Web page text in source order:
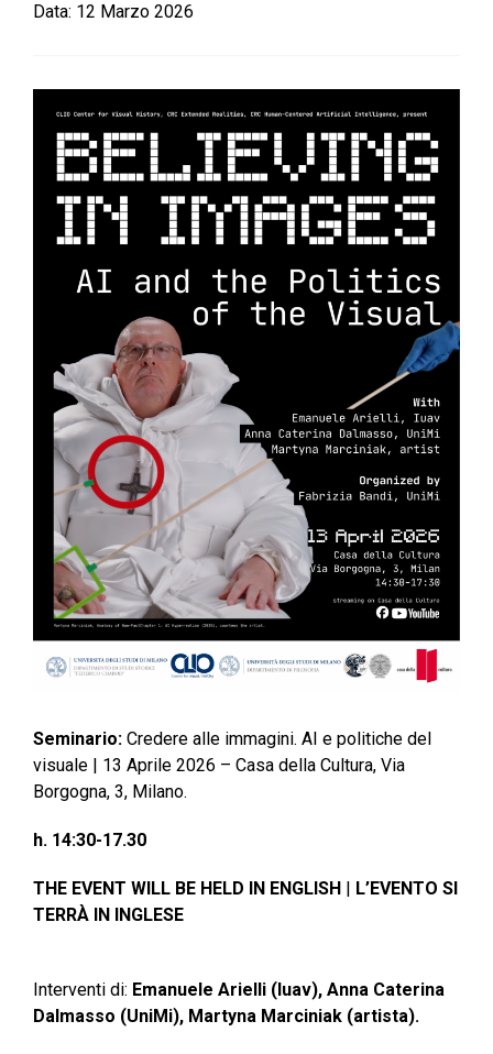
Data: 12 Marzo 2026
Seminario: Credere alle immagini. AI e politiche del
visuale | 13 Aprile 2026 – Casa della Cultura, Via
Borgogna, 3, Milano.
h. 14:30-17.30
THE EVENT WILL BE HELD IN ENGLISH | L’EVENTO SI
TERRÀ IN INGLESE
Interventi di: Emanuele Arielli (Iuav), Anna Caterina
Dalmasso (UniMi), Martyna Marciniak (artista).